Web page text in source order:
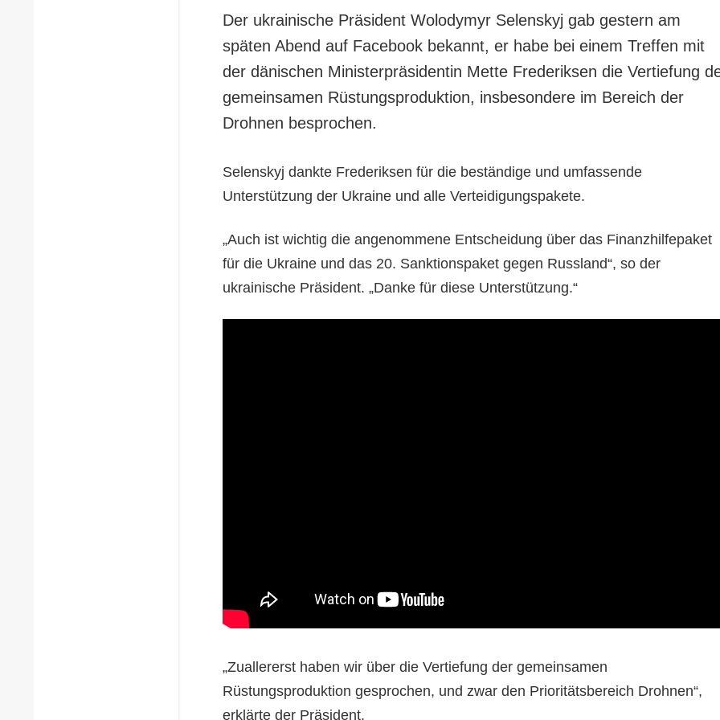
Der ukrainische Präsident Wolodymyr Selenskyj gab gestern am
späten Abend auf Facebook bekannt, er habe bei einem Treffen mit
der dänischen Ministerpräsidentin Mette Frederiksen die Vertiefung
gemeinsamen Rüstungsproduktion, insbesondere im Bereich der
Drohnen besprochen.
Selenskyj dankte Frederiksen für die beständige und umfassende
Unterstützung der Ukraine und alle Verteidigungspakete.
„Auch ist wichtig die angenommene Entscheidung über das Finanzhilfepaket
für die Ukraine und das 20. Sanktionspaket gegen Russland“, so der
ukrainische Präsident. „Danke für diese Unterstützung.“
„Zuallererst haben wir über die Vertiefung der gemeinsamen
Rüstungsproduktion gesprochen, und zwar den Prioritätsbereich Drohnen“,
erklärte der Präsident.